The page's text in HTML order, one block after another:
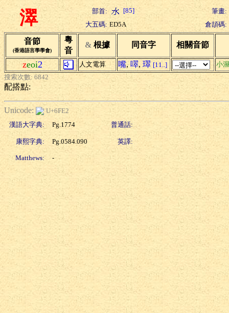
濢 部首: [85]
筆畫:
大五碼: ED5A 倉頡碼:
音節
(香港語言學學會)
粵
音
& 根據 同音字 相關音節
zeoi2 人文電算 嘴, 噿, 璻 [11..]
小濕
搜索次數: 6842
配搭點:
Unicode:
U+6FE2
漢語大字典:
Pg.1774 普通話:
康熙字典: Pg.0584.090 英譯:
Matthews: -